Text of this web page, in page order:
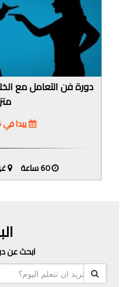
دورة فن التعامل مع
يبدا في 2025-08-28
60 ساعة
ابحث عن